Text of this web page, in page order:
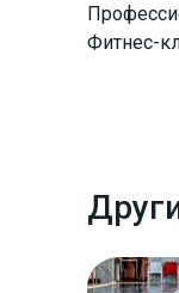
Фитнес-